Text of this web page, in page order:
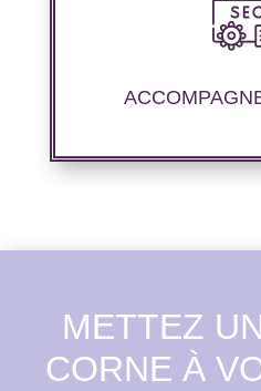
Nous offrons un
positionnement
nous avons
METTEZ
CORNE À